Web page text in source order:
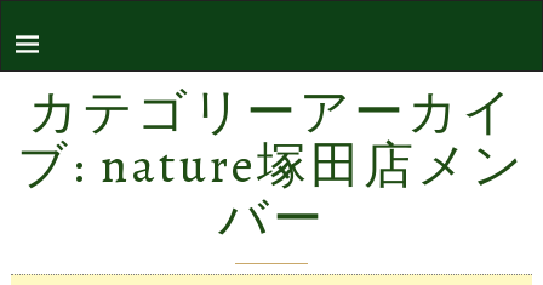
カテゴリーアーカイ
ブ: nature塚田店メン
バー